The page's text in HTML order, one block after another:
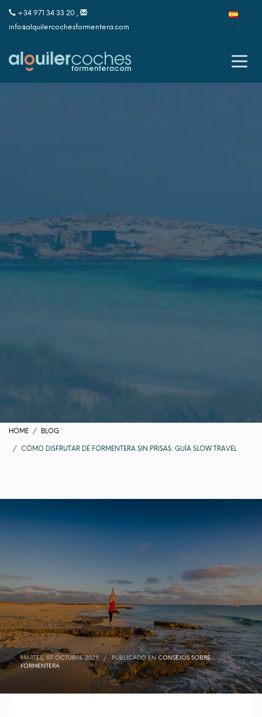
+34 971 34 33 20 ,
info@alquilercochesformentera.com
HOME BLOG
CÓMO DISFRUTAR DE FORMENTERA SIN PRISAS: GUÍA SLOW TRAVEL
MARTES, 07 OCTUBRE 2025 / PUBLICADO ENCONSEJOS SOBRE
FORMENTERA